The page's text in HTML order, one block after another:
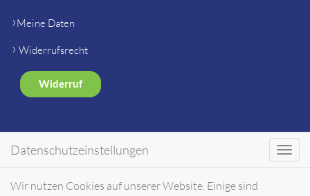
Meine Daten
Widerrufsrecht
Widerruf
SHOP
Gerätehersteller Ersatzteile
Datenschutzeinstellungen
Wir nutzen Cookies auf unserer Website. Einige sind